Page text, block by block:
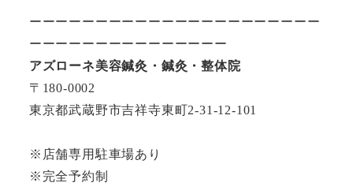
ーーーーーーーーーーーーーーーーーーーーーー
ーーーーーーーーーーーーーーー
アズローネ美容鍼灸・鍼灸・整体院
〒180-0002
東京都武蔵野市吉祥寺東町2-31-12-101
※店舗専用駐車場あり
※完全予約制